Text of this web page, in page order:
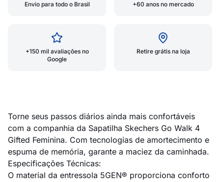
Envio para todo o Brasil +60 anos no mercado
+150 mil avaliações no
Google
Retire grátis na loja
Torne seus passos diários ainda mais confortáveis
com a companhia da Sapatilha Skechers Go Walk 4
Gifted Feminina. Com tecnologias de amortecimento e
espuma de memória, garante a maciez da caminhada.
Especificações Técnicas:
O material da entressola 5GEN® proporciona conforto